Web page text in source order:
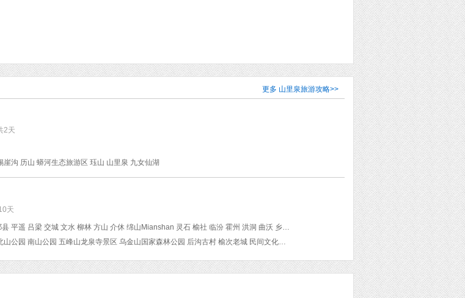
更多 山里泉旅游攻略>>
2天
沟 历山 蟒河生态旅游区 珏山 山里泉 九女仙湖
天
平定 阳泉 寿阳 榆次 晋中 太谷 祁县 平遥 吕梁 交城 文水 柳林 方山 介休 绵山Mianshan 灵石 榆社 临汾 霍州 洪洞 曲沃 乡宁 吉县 河津 稷山 运城 新绛 闻喜 夏县 芮城 永济 万荣 晋城 沁水 陵川 武乡 长治 平顺 壶关 长治县
文化园 北山公园 南山公园 五峰山龙泉寺景区 乌金山国家森林公园 后沟古村 榆次老城 民间文